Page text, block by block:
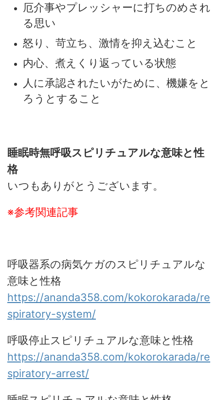
厄介事やプレッシャーに打ちのめされ
る思い
怒り、苛立ち、激情を抑え込むこと
内心、煮えくり返っている状態
人に承認されたいがために、機嫌をと
ろうとすること
睡眠時無呼吸スピリチュアルな意味と性
格
いつもありがとうございます。
※参考関連記事
呼吸器系の病気ケガのスピリチュアルな
意味と性格
https://ananda358.com/kokorokarada/re
spiratory-system/
呼吸停止スピリチュアルな意味と性格
https://ananda358.com/kokorokarada/re
spiratory-arrest/